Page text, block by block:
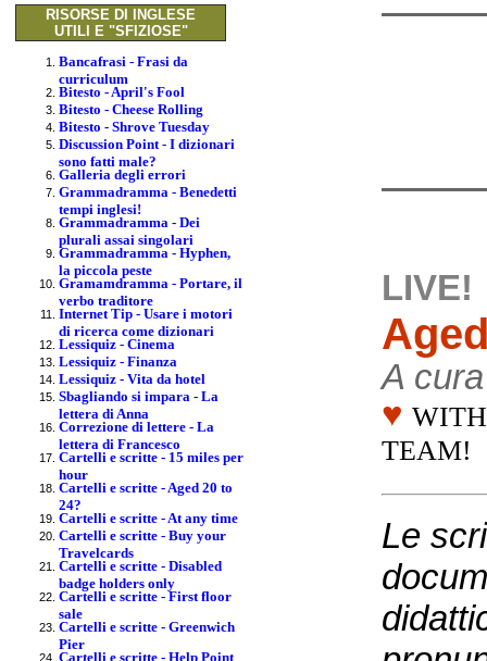
RISORSE DI INGLESE
UTILI E "SFIZIOSE"
Bancafrasi - Frasi da
curriculum
Bitesto - April's Fool
Bitesto - Cheese Rolling
Bitesto - Shrove Tuesday
Discussion Point - I dizionari
sono fatti male?
Galleria degli errori
Grammadramma - Benedetti
tempi inglesi!
Grammadramma - Dei
plurali assai singolari
Grammadramma - Hyphen,
la piccola peste
Gramamdramma - Portare, il
verbo traditore
Internet Tip - Usare i motori
di ricerca come dizionari
Lessiquiz - Cinema
Lessiquiz - Finanza
Lessiquiz - Vita da hotel
Sbagliando si impara - La
lettera di Anna
Correzione di lettere - La
lettera di Francesco
Cartelli e scritte - 15 miles per
hour
Cartelli e scritte - Aged 20 to
24?
Cartelli e scritte - At any time
Cartelli e scritte - Buy your
Travelcards
Cartelli e scritte - Disabled
badge holders only
Cartelli e scritte - First floor
sale
Cartelli e scritte - Greenwich
Pier
Cartelli e scritte - Help Point
LIVE!
A
♥
TEAM!
Le